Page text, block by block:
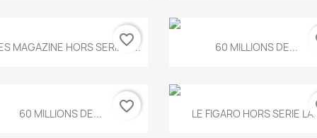
Aperçu rapide
MAGAZINE HORS SERIE N...
favorite_border Aperçu rapide
60 MILLIONS DE...
Aperçu rapide
60 MILLIONS DE... favorite_border Aperçu rapide
LE FIGARO HORS SERIE